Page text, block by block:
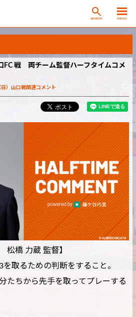
SEARCH MENU
戦 両チーム監督ハーフタイムコメ
）山口戦関連コメント
松橋 力蔵 監督】
を取るための判断をすること。
たちから先手を取ってプレーする